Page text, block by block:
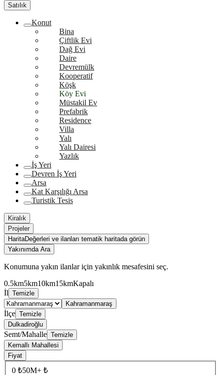
Satılık
Konut
Bina
Çiftlik Evi
Dağ Evi
Daire
Devremülk
Kooperatif
Köşk
Köy Evi
Müstakil Ev
Prefabrik
Residence
Villa
Yalı
Yalı Dairesi
Yazlık
İş Yeri
Devren İş Yeri
Arsa
Kat Karşılığı Arsa
Turistik Tesis
Kiralık
Projeler
HaritaDeğerleri ve ilanları tematik haritada görün
Yakınımda Ara
Konumuna yakın ilanlar için yakınlık mesafesini seç.
0.5km5km10km15kmKapalı
İl Temizle
Kahramanmaraş
İlçe Temizle
Dulkadiroğlu
Semt/Mahalle Temizle
Kemallı Mahallesi
Fiyat
0 ₺50M+ ₺